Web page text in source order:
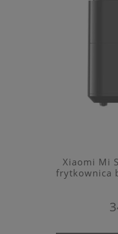
Xiaomi Mi
frytkownica